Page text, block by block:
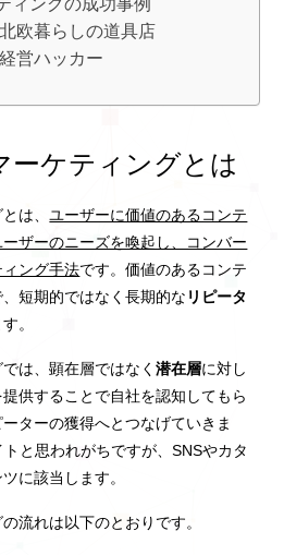
ィングの成功事例
欧暮らしの道具店
営ハッカー
ーケティングとは
とは、ユーザーに価値のあるコンテ
ザーのニーズを喚起し、コンバー
ング手法です。価値のあるコンテ
短期的ではなく長期的な リピータ
。
は、顕在層ではなく潜在層に対し
供することで自社を認知してもら
ターの獲得へとつなげていきま
と思われがちですが、SNSやカタ
に該当します。
流れは以下のとおりです。